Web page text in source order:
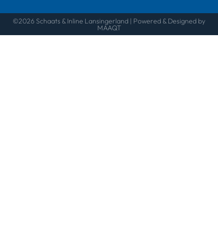
©2026 Schaats & Inline Lansingerland | Powered & Designed by
MAAQT